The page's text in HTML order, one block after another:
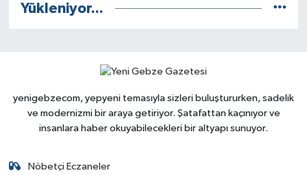
Yükleniyor...
yenigebzecom, yepyeni temasıyla sizleri buluştururken, sadelik
ve modernizmi bir araya getiriyor. Şatafattan kaçınıyor ve
insanlara haber okuyabilecekleri bir altyapı sunuyor.
Nöbetçi Eczaneler